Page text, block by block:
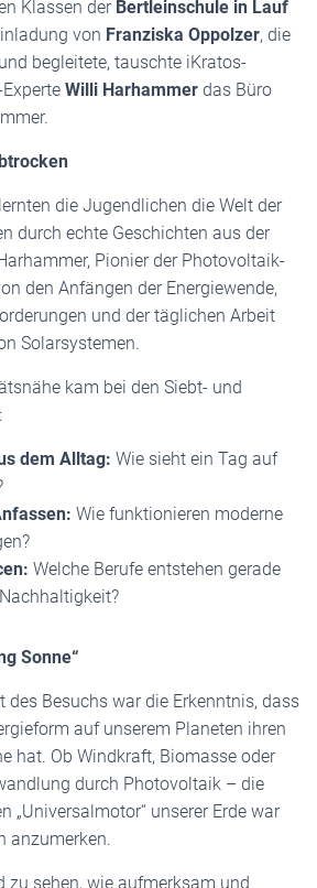
Klassen der Bertleinschule in Lauf
von Franziska Oppolzer, die
begleitete, tauschte iKratos-
Willi Harhammer das Büro
die Jugendlichen die Welt der
durch echte Geschichten aus der
Pionier der Photovoltaik-
den Anfängen der Energiewende,
und der täglichen Arbeit
Solarsystemen.
kam bei den Siebt- und
dem Alltag: Wie sieht ein Tag auf
Wie funktionieren moderne
Welche Berufe entstehen gerade
Sonne“
des Besuchs war die Erkenntnis, dass
auf unserem Planeten ihren
hat. Ob Windkraft, Biomasse oder
durch Photovoltaik – die
„Universalmotor“ unserer Erde war
anzumerken.
zu sehen, wie aufmerksam und